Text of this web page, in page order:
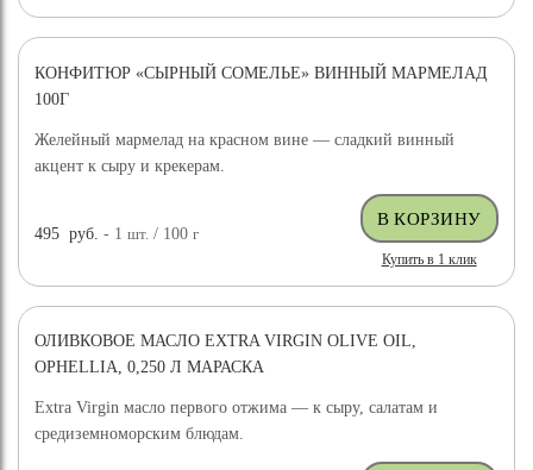
КОНФИТЮР «СЫРНЫЙ СОМЕЛЬЕ» ВИННЫЙ МАРМЕЛАД
100Г
Желейный мармелад на красном вине — сладкий винный
акцент к сыру и крекерам.
495 руб. - 1шт. / 100г
Купить в 1 клик
ОЛИВКОВОЕ МАСЛО EXTRA VIRGIN OLIVE OIL,
OPHELLIA, 0,250 Л МАРАСКА
Extra Virgin масло первого отжима — к сыру, салатам и
средиземноморским блюдам.